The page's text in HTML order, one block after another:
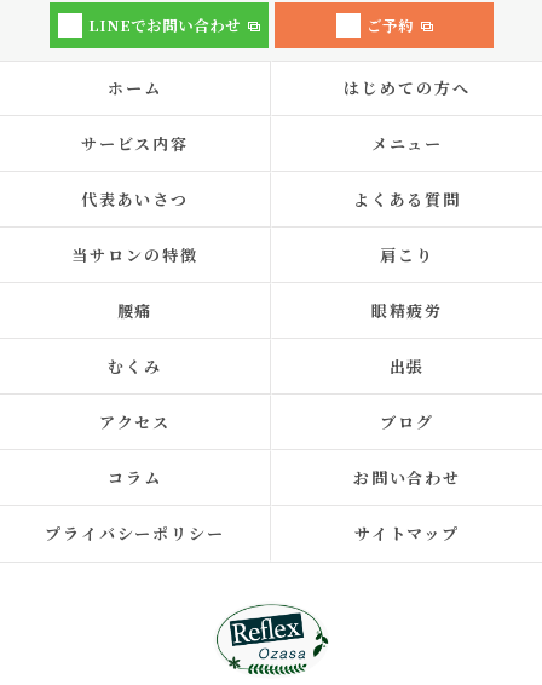
LINEでお問い合わせ ご予約
ホーム はじめての方へ
サービス内容 メニュー
代表あいさつ よくある質問
当サロンの特徴 肩こり
腰痛 眼精疲労
むくみ 出張
アクセス ブログ
コラム お問い合わせ
プライバシーポリシー サイトマップ